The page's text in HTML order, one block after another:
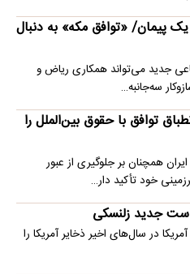
یک پیمان/ «توافق مکه» به دنبال
جدید می‌تواند همکاری ریاض و
سه‌جانبه…
توافق با حقوق بین‌الملل را
همچنان بر جلوگیری از عبور
خود تأکید دار…
جدید زلنسکی
در سال‌های اخیر ذخایر آمریکا را